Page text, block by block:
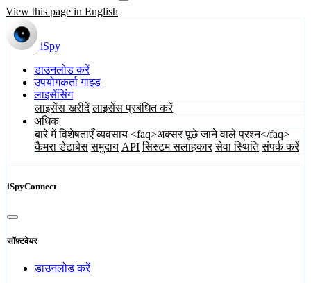
View this page in English
iSpy
डाउनलोड करें
उपयोगकर्ता गाइड
लाइसेंसिंग
लाइसेंस खरीदें लाइसेंस प्रबंधित करें
अधिक
बारे में विशेषताएँ व्यवसाय <faq>अक्सर पूछे जाने वाले प्रश्न</faq>
कैमरा डेटाबेस समुदाय API सिस्टम सलाहकार सेवा स्थिति संपर्क करें
iSpyConnect
सॉफ़्टवेयर
डाउनलोड करें